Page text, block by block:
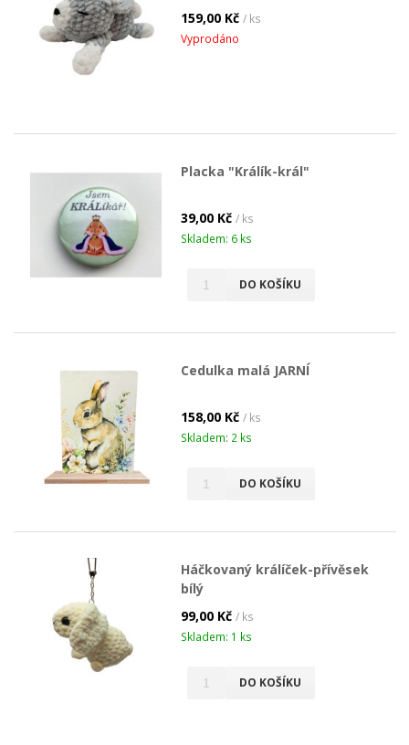
159,00 Kč / ks
Vyprodáno
Placka "Králík-král"
39,00 Kč / ks
Skladem: 6 ks
DO KOŠÍKU
Cedulka malá JARNÍ
158,00 Kč / ks
Skladem: 2 ks
DO KOŠÍKU
Háčkovaný králíček-přívěsek
bílý
99,00 Kč / ks
Skladem: 1 ks
DO KOŠÍKU